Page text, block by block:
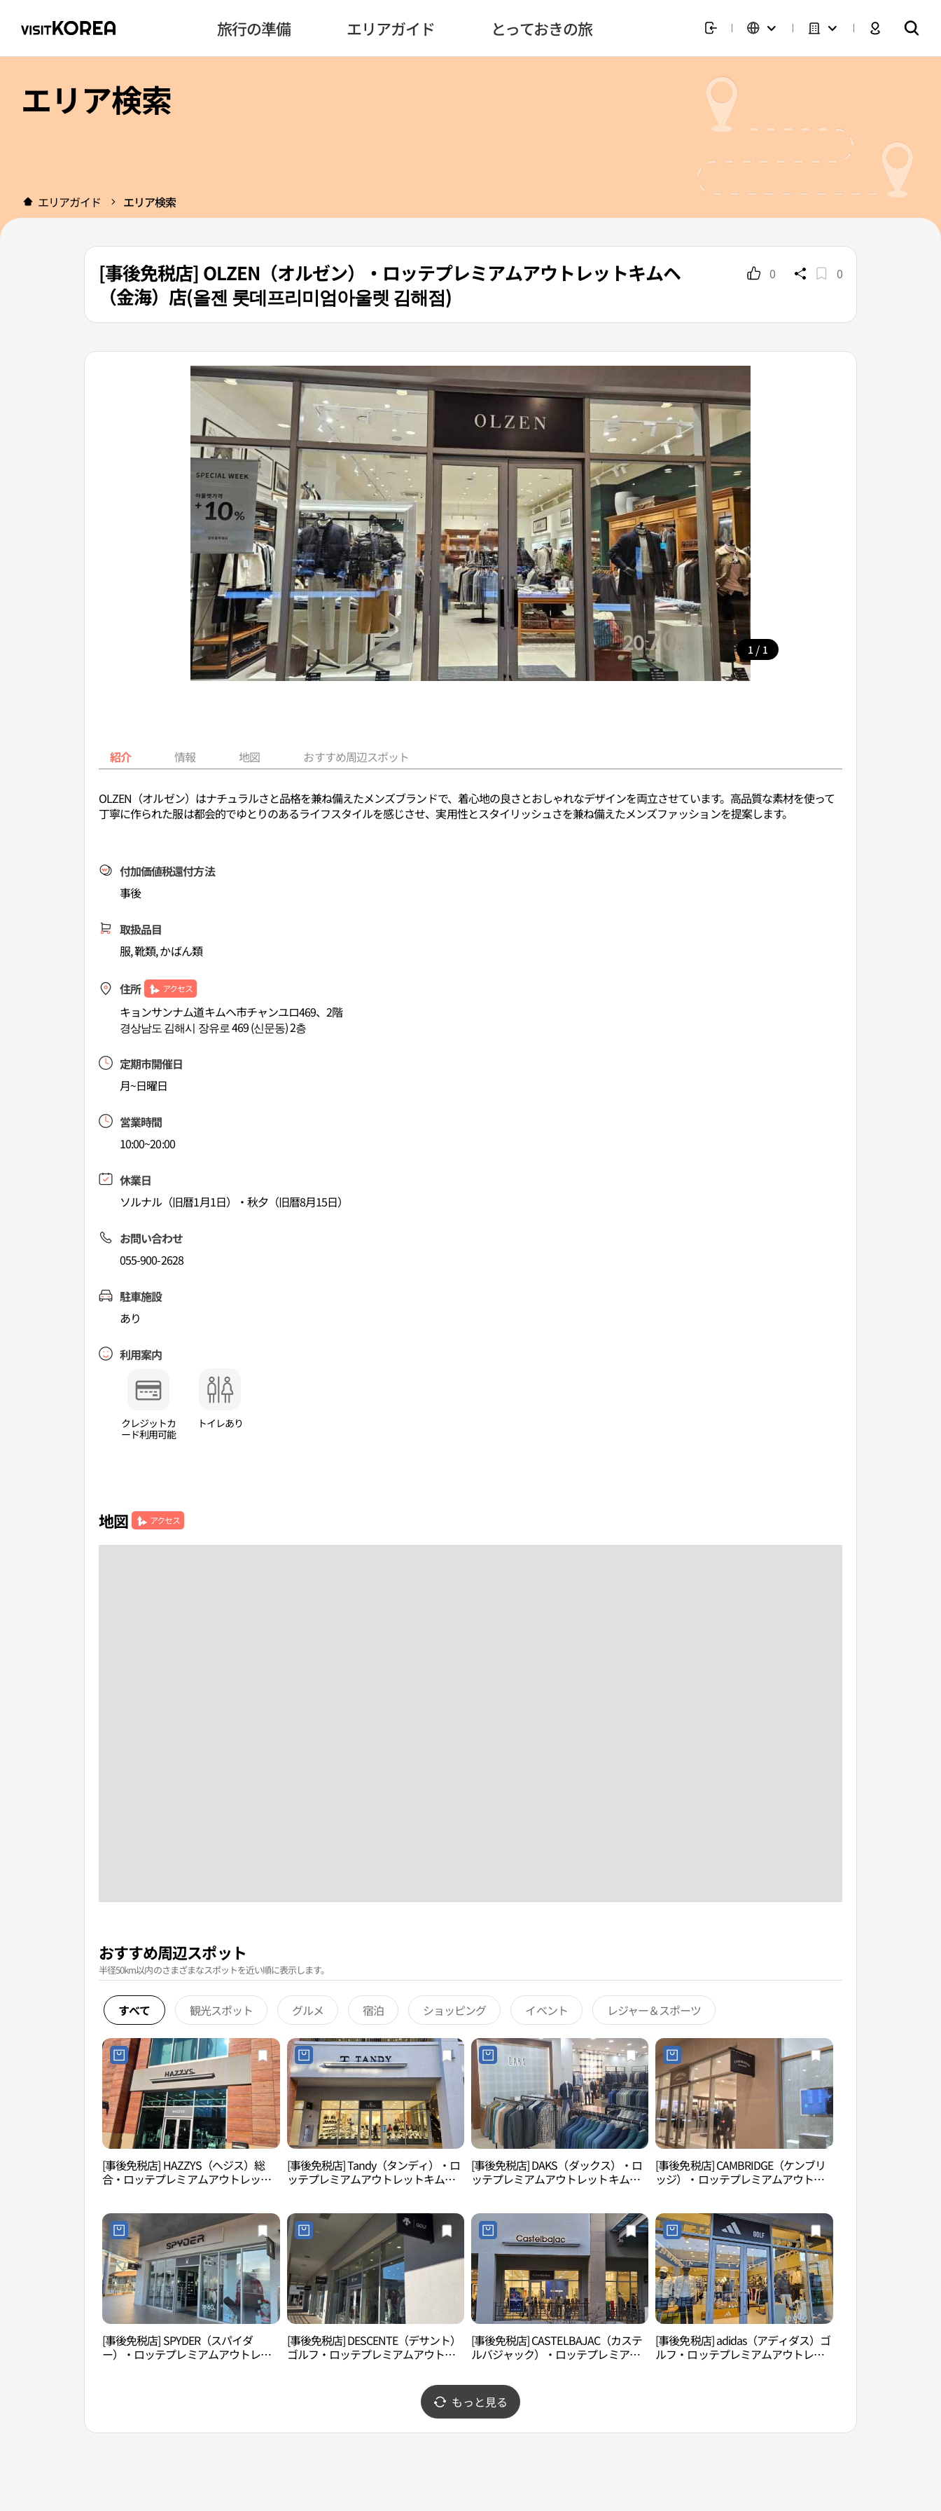
旅行の準備 エリアガイド とっておきの旅
エリア検索
エリアガイド エリア検索
[事後免税店] OLZEN（オルゼン）・ロッテプレミアムアウトレットキムヘ
（金海）店(올젠 롯데프리미엄아울렛 김해점)
0 0
1 / 1
紹介 情報 地図 おすすめ周辺スポット
OLZEN（オルゼン）はナチュラルさと品格を兼ね備えたメンズブランドで、着心地の良さとおしゃれなデザインを両立させています。高品質な素材を使って
丁寧に作られた服は都会的でゆとりのあるライフスタイルを感じさせ、実用性とスタイリッシュさを兼ね備えたメンズファッションを提案します。
付加価値税還付方法
事後
取扱品目
服, 靴類, かばん類
住所 アクセス
キョンサンナム道キムヘ市チャンユロ469、2階
경상남도 김해시 장유로 469 (신문동) 2층
定期市開催日
月~日曜日
営業時間
10:00~20:00
休業日
ソルナル（旧暦1月1日）・秋夕（旧暦8月15日）
お問い合わせ
055-900-2628
駐車施設
あり
利用案内
クレジットカ
ード利用可能
トイレあり
地図 アクセス
おすすめ周辺スポット
半径50km以内のさまざまなスポットを近い順に表示します。
すべて 観光スポット グルメ 宿泊 ショッピング イベント レジャー＆スポーツ
[事後免税店] HAZZYS（へジス）総
合・ロッテプレミアムアウトレット
[事後免税店] Tandy（タンディ）・ロ
ッテプレミアムアウトレットキムヘ
[事後免税店] DAKS（ダックス）・ロ
ッテプレミアムアウトレットキムヘ
[事後免税店] CAMBRIDGE（ケンブリ
ッジ）・ロッテプレミアムアウトレ
[事後免税店] SPYDER（スパイダ
ー）・ロッテプレミアムアウトレッ
[事後免税店] DESCENTE（デサント）
ゴルフ・ロッテプレミアムアウトレ
[事後免税店] CASTELBAJAC（カステ
ルバジャック）・ロッテプレミアム
텔바작 롯데프리미엄아울렛 김해점)
[事後免税店] adidas（アディダス）ゴ
ルフ・ロッテプレミアムアウトレッ
もっと見る